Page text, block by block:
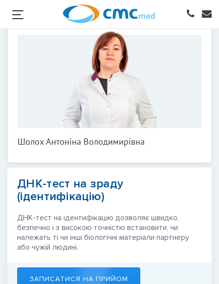
Шолох Антоніна Володимирівна
ДНК-тест на зраду
(ідентифікацію)
ДНК-тест на ідентифікацію дозволяє швидко,
безпечно і з високою точністю встановити, чи
належать ті чи інші біологічні матеріали партнеру
або чужій людині.
ЗАПИСАТИСЯ НА ПРИЙОМ